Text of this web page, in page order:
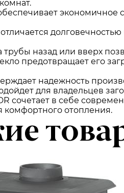
экономичное
назад или вверх
предотвращает его
надежность
для владельцев
сочетает в себе
отопления.